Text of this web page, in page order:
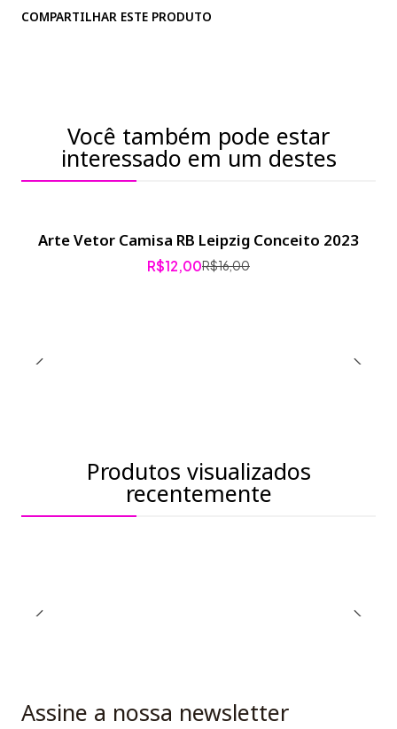
COMPARTILHAR ESTE PRODUTO
Você também pode estar
interessado em um destes
-25% de desconto
Arte Vetor Camisa RB Leipzig Conceito 2023
R$12,00R$16,00
Produtos visualizados
recentemente
Assine a nossa newsletter